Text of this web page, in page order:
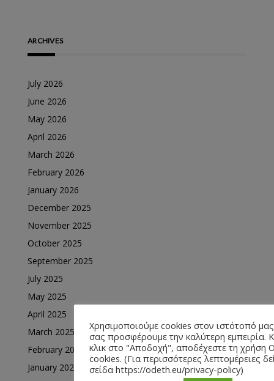
ARCHIVES
July 2026
June 2026
May 2026
April 2026
March 2026
February 2026
January 2026
December 2025
November 2025
October 2025
September 2025
July 2025
May 2025
April 2025
March 2025
February 2025
January 2025
Χρησιμοποιούμε cookies στον ιστότοπό
σας προσφέρουμε την καλύτερη εμπειρία.
κλικ στο "Αποδοχή", αποδέχεστε τη
cookies. (Για περισσότερες λεπτομέρειες
σείδα https://odeth.eu/privacy-policy)